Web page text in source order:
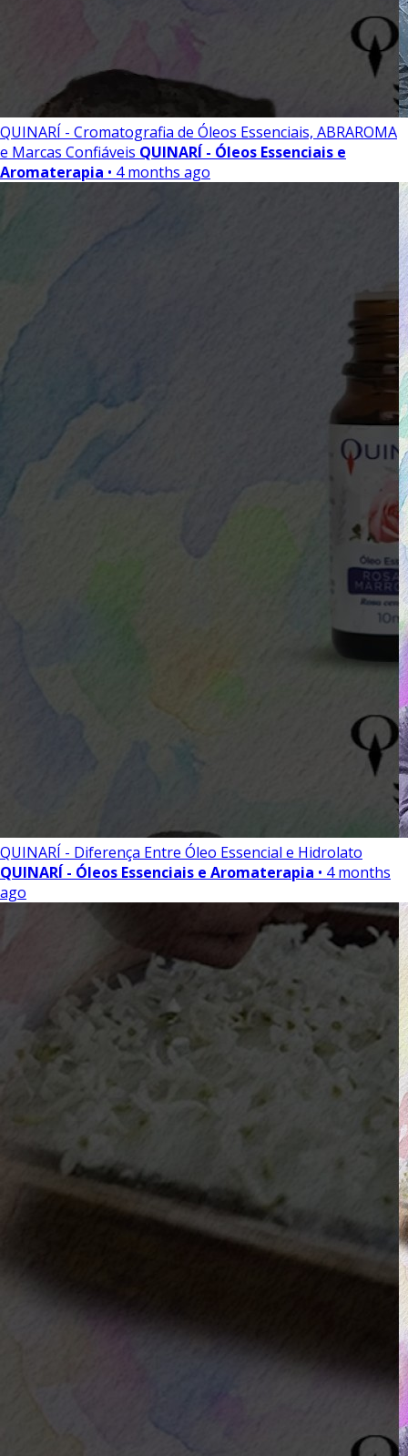
QUINARÍ - Cromatografia de Óleos Essenciais, ABRAROMA
e Marcas Confiáveis QUINARÍ - Óleos Essenciais e
Aromaterapia • 4 months ago
QUINARÍ - Diferença Entre Óleo Essencial e Hidrolato
QUINARÍ - Óleos Essenciais e Aromaterapia • 4 months
ago